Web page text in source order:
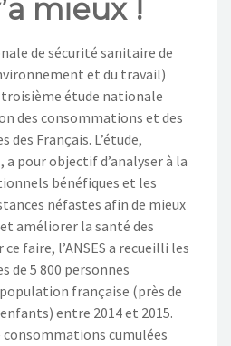
mieux !
de sécurité sanitaire de
et du travail)
étude nationale
des consommations et des
Français. L’étude,
a pour objectif d’analyser à la
bénéfiques et les
néfastes afin de mieux
améliorer la santé des
faire, l’ANSES a recueilli les
de 5 800 personnes
française (près de
entre 2014 et 2015.
consommations cumulées